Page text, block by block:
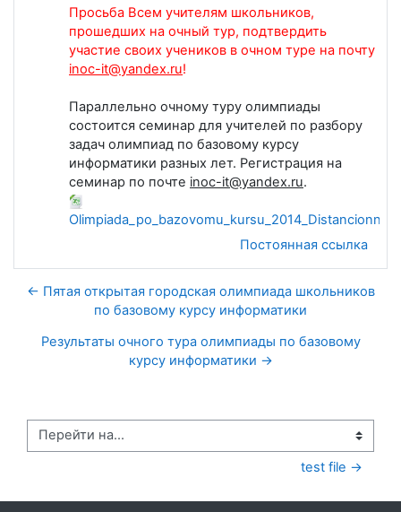
Просьба Всем учителям школьников,
прошедших на очный тур, подтвердить
участие своих учеников в очном туре на почту
inoc-it@yandex.ru!
Параллельно очному туру олимпиады
состоится семинар для учителей по разбору
задач олимпиад по базовому курсу
информатики разных лет. Регистрация на
семинар по почте inoc-it@yandex.ru.
Постоянная ссылка
← Пятая открытая городская олимпиада школьников
по базовому курсу информатики
Результаты очного тура олимпиады по базовому
курсу информатики →
Перейти на...
test file →